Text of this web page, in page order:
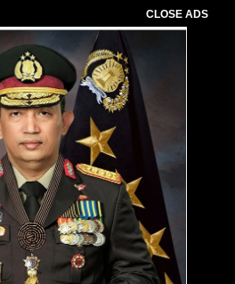
CLOSE ADS